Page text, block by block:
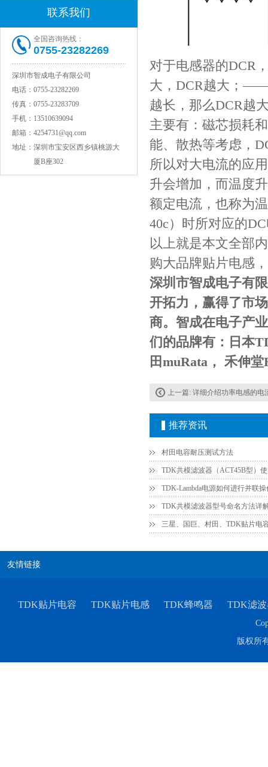
村田电感LQW15AN47NG80D
村田电容GRM31CR71C106KAC7L
TDK-EPCOS热敏电阻 B57351V5103H060
联系我们
全国咨询热线：
0755-23282269
深圳市智成电子有限公司
电话： 0755-23282269
传真： 0755-23283709
手机： 13510639094
邮箱： 4254731@qq.com
地址： 深圳市宝安区西乡镇桃源大
厦B座302
对于电感器的DCR
大，DCR越大；——
越长，那么DCR越
主要有：磁芯损耗
能、散热等考虑，
所以对大电流的应
升会增加，而温度
额定电流，也称为
40c）时所对应的
以上就是本文全部
购大品牌贴片电感
深圳市智成电子有
开拓力，赢得了市
商。智成在电子产
们的品牌有：日本
田muRata， 禾伸
上一篇: 详细介绍功率电感的电流
推荐资讯
村田电容耐压测试方法
TDK共模滤波器（ACT45B型）
TDK共模滤波器型号命名方法详
三星、国巨、村田、TDK贴片电
友情链接
TDK贴片电容 TDK贴片电感 TDK蜂鸣器 TDK滤
版权所